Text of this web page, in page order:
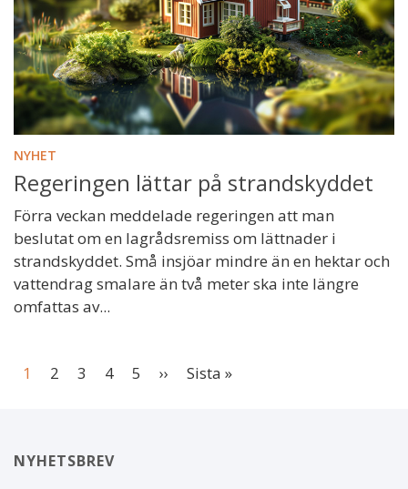
NYHET
Regeringen lättar på strandskyddet
Förra veckan meddelade regeringen att man
beslutat om en lagrådsremiss om lättnader i
strandskyddet. Små insjöar mindre än en hektar och
vattendrag smalare än två meter ska inte längre
omfattas av...
Page
1 Page
2 Page
3 Page
4 Page
5
Next
››
Last
Sista »
NYHETSBREV